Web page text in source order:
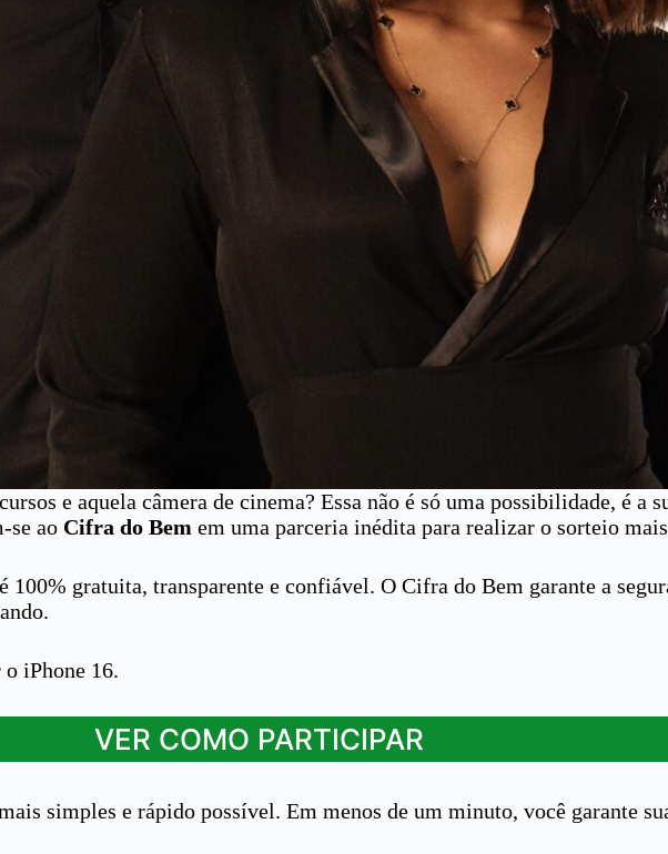
e aquela câmera de cinema? Essa não é só uma possibilidade, é a
se ao Cifra do Bem em uma parceria inédita para realizar o sorteio
100% gratuita, transparente e confiável. O Cifra do Bem garante a
o iPhone 16.
VER COMO PARTICIPAR
simples e rápido possível. Em menos de um minuto, você garante